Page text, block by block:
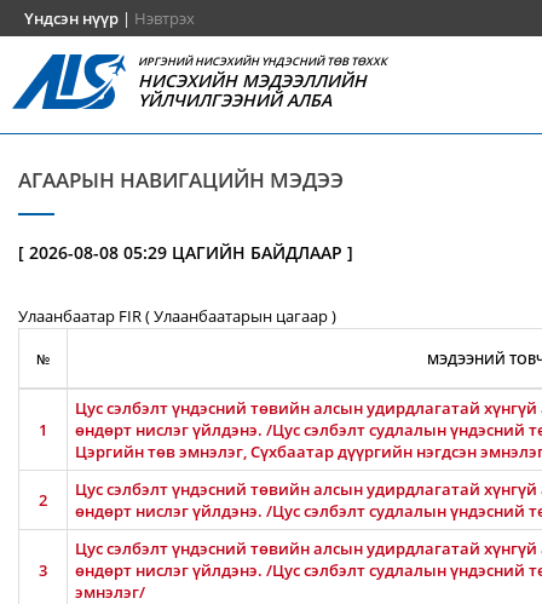
Үндсэн нүүр | Нэвтрэх
ИРГЭНИЙ НИСЭХИЙН ҮНДЭСНИЙ ТӨВ ТӨХХК
НИСЭХИЙН МЭДЭЭЛЛИЙН
ҮЙЛЧИЛГЭЭНИЙ АЛБА
АГААРЫН НАВИГАЦИЙН МЭДЭЭ
[ 2026-08-08 05:29 ЦАГИЙН БАЙДЛААР ]
Улаанбаатар FIR ( Улаанбаатарын цагаар )
№ МЭДЭЭНИЙ
1
Цус сэлбэлт үндэсний төвийн алсын удирдлагатай
өндөрт нислэг үйлдэнэ. /Цус сэлбэлт судлалын үндэсний
Цэргийн төв эмнэлэг, Сүхбаатар дүүргийн нэгдсэн
2
Цус сэлбэлт үндэсний төвийн алсын удирдлагатай
өндөрт нислэг үйлдэнэ. /Цус сэлбэлт судлалын үндэсний
3
Цус сэлбэлт үндэсний төвийн алсын удирдлагатай
өндөрт нислэг үйлдэнэ. /Цус сэлбэлт судлалын
эмнэлэг/